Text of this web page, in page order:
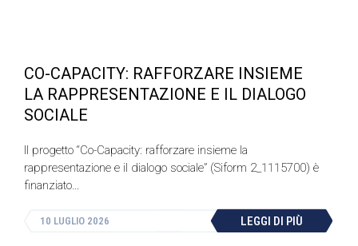
CO-CAPACITY: RAFFORZARE INSIEME
LA RAPPRESENTAZIONE E IL DIALOGO
SOCIALE
10 LUGLIO 2026
Il progetto “Co-Capacity: rafforzare insieme la
rappresentazione e il dialogo sociale” (Siform 2_1115700) è
finanziato…
LEGGI DI PIÙ